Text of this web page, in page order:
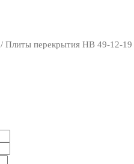
/ Плиты перекрытия НВ 49-12-19